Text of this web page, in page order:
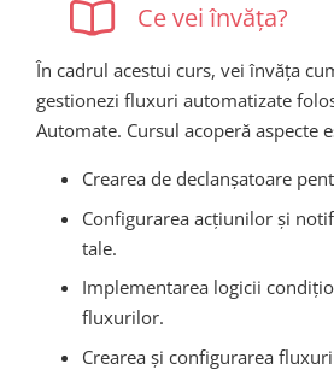
Ce vei învăța?
În cadrul acestui curs, vei învăța
gestionezi fluxuri automatizate
Automate. Cursul acoperă aspecte
Crearea de declanșatoare
Configurarea acțiunilor și
tale.
Implementarea logicii
fluxurilor.
Crearea și configurarea